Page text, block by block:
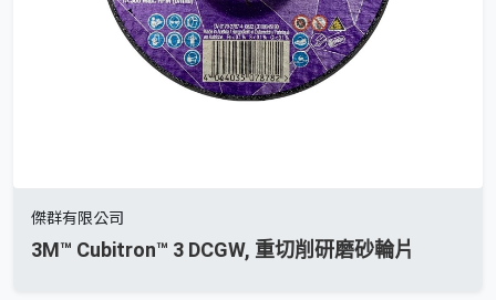
傑群有限公司
3M™ Cubitron™ 3 DCGW, 重切削研磨砂輪片